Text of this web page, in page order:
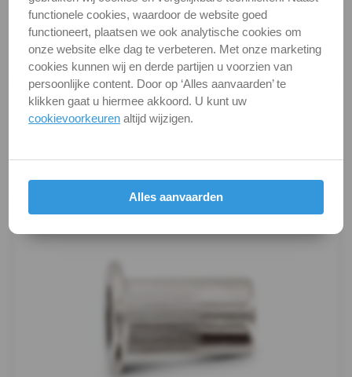
1025
A4
WS
1027
Aanlasmoer
Kooimoer
Draadeind
Houtschroeven
Plaatschroeven
Categorie
Moeren
DIN / Artikelnummer
WS 1025
Kwaliteit
A2 ( RVS / INOX )
Alle maten zijn in millimeters.
Foto's van producten zijn alleen illustraties en
verandert niets aan hun fundamentele
eigenschappen.
Productafbeeldingen
functionele cookies, waardoor de website goed
functioneert, plaatsen we ook analytische cookies om
onze website elke dag te verbeteren. Met onze marketing
cookies kunnen wij en derde partijen u voorzien van
persoonlijke content. Door op ‘Alles aanvaarden’ te
klikken gaat u hiermee akkoord. U kunt uw
cookievoorkeuren altijd wijzigen.
Alles aanvaarden